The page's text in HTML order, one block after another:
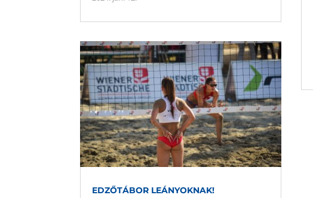
EDZŐTÁBOR LEÁNYOKNAK!